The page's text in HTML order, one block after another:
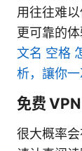
用往往难
更可靠的
文名 空格
析，讓你
免费 VPN
很大概率